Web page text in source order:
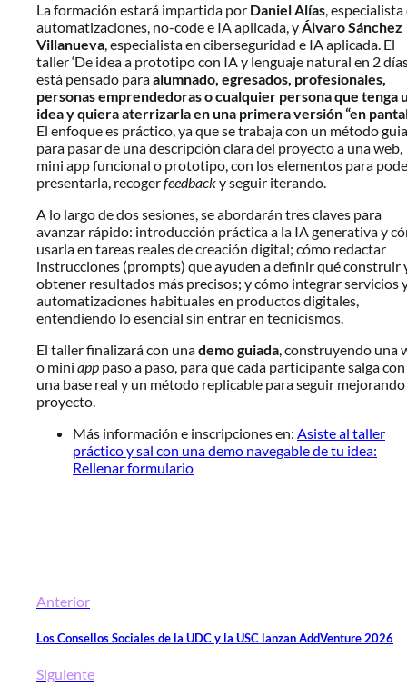
La formación estará impartida por Daniel Alías, especialista
automatizaciones, no-code e IA aplicada, yÁlvaro Sánchez
Villanueva, especialista en ciberseguridad e IA aplicada. El
taller ‘De idea a prototipo con IA y lenguaje natural en 2
está pensado paraalumnado, egresados, profesionales,
personas emprendedoras o cualquier persona que tenga
idea y quiera aterrizarla en una primera versión “en
El enfoque es práctico, ya que se trabaja con un método
para pasar de una descripción clara del proyecto a una web,
mini app funcional o prototipo, con los elementos para
presentarla, recogerfeedbacky seguir iterando.
A lo largo de dos sesiones, se abordarán tres claves para
avanzar rápido: introducción práctica a la IA generativa y
usarla en tareas reales de creación digital; cómo redactar
instrucciones (prompts) que ayuden a definir qué construir
obtener resultados más precisos; y cómo integrar servicios
automatizaciones habituales en productos digitales,
entendiendo lo esencial sin entrar en tecnicismos.
El taller finalizará con unademo guiada, construyendo una
o mini app paso a paso, para que cada participante salga con
una base real y un método replicable para seguir
proyecto.
Más información e inscripciones en: Asiste al taller
práctico y sal con una demo navegable de tu idea:
Rellenar formulario
Anterior
Los Consellos Sociales de la UDC y la USC lanzan AddVenture 2026
Siguiente